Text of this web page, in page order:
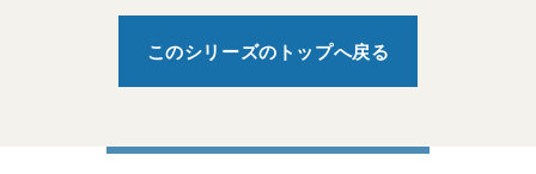
このシリーズのトップへ戻る